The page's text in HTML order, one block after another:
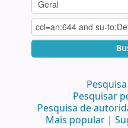
Pesquisar
Pesquisa de
Mais popular